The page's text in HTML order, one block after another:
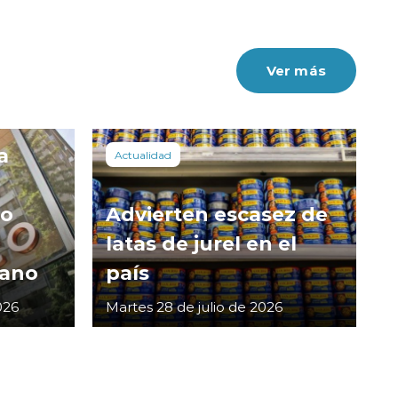
Ver más
Actualidad
Advierten escasez de
latas de jurel en el
país
Martes 28 de julio de 2026